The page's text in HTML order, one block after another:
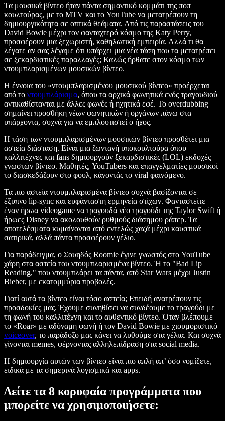
Τα μουσικά βίντεο ήταν πάντα σημαντικό κομμάτι της ποπ
κουλτούρας, με το MTV και το YouTube να μετατρέπουν τη
δημιουργικότητα σε οπτικά θεάματα. Από τις παραστάσεις του
David Bowie μέχρι τον φανταχτερό κόσμο της Katy Perry,
προσφέρουν μια ξεχωριστή, καθηλωτική εμπειρία. Αλλά τι θα
λέγατε αν σας λέγαμε ότι υπάρχει μια νέα τάση που τα μετατρέπει
σε ξεκαρδιστικές παραλλαγές; Καλώς ήρθατε στον κόσμο των
ντουμπλαρισμένων μουσικών βίντεο.
Η έννοια του «ντουμπλαρισμένου μουσικού βίντεο» προέρχεται
από το ντουμπλάρισμα, όπου τα αρχικά φωνητικά ενός τραγουδιού
αντικαθίστανται με άλλες φωνές ή ηχητικά εφέ. Το overdubbing
σημαίνει προσθήκη νέων φωνητικών ή οργάνων πάνω στα
υπάρχοντα, συχνά για να εμπλουτιστεί ο ήχος.
Η τάση των ντουμπλαρισμένων μουσικών βίντεο προσθέτει μια
αστεία διάσταση. Είναι μια ζωντανή υποκουλτούρα όπου
καλλιτέχνες και fans δημιουργούν ξεκαρδιστικές (LOL) εκδοχές
γνωστών βίντεο. Μαθητές, YouTubers και επαγγελματίες μουσικοί
το διασκεδάζουν στο φουλ, κάνοντάς το viral φαινόμενο.
Τα πιο αστεία ντουμπλαρισμένα βίντεο συχνά βασίζονται σε
έξυπνο lip-sync και ευφάνταστη ερμηνεία στίχων. Φανταστείτε
έναν ήρωα videogame να τραγουδά νέο τραγούδι της Taylor Swift ή
ήρωες Disney να ακολουθούν ρυθμούς διάσημου ράπερ. Τα
αποτελέσματα κυμαίνονται από εντελώς χαζά μέχρι καυστικά
σατιρικά, αλλά πάντα προσφέρουν γέλιο.
Για παράδειγμα, ο Σουηδός Roomie έγινε γνωστός στο YouTube
χάρη στα αστεία του ντουμπλαρισμένα βίντεο. Ή το "Bad Lip
Reading," που ντουμπλάρει τα πάντα, από Star Wars μέχρι Justin
Bieber, με εκατομμύρια προβολές.
Γιατί αυτά τα βίντεο είναι τόσο αστεία; Επειδή ανατρέπουν τις
προσδοκίες μας. Έχουμε συνηθίσει να συνδέουμε το τραγούδι με
τη φωνή του καλλιτέχνη και το αυθεντικό βίντεο. Όταν βλέπουμε
το «Roar» με αδύναμη φωνή ή τον David Bowie με χιουμοριστικό
voiceover, το παράδοξο μας κάνει να λυθούμε στα γέλια. Και συχνά
γίνονται memes, φέρνοντας αλληλεπίδραση στα social media.
Η δημιουργία αυτών των βίντεο είναι πιο απλή απ’ όσο νομίζετε,
ειδικά με τα σημερινά λογισμικά και apps.
Δείτε τα 8 κορυφαία προγράμματα που
μπορείτε να χρησιμοποιήσετε: